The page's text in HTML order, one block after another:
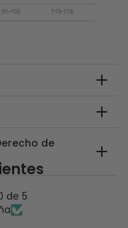
de
de 5